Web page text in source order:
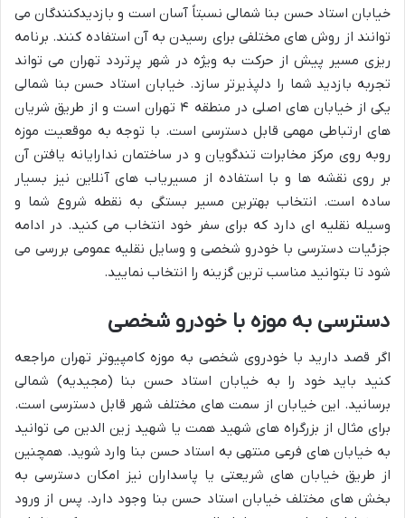
خیابان استاد حسن بنا شمالی نسبتاً آسان است و بازدیدکنندگان می
توانند از روش های مختلفی برای رسیدن به آن استفاده کنند. برنامه
ریزی مسیر پیش از حرکت به ویژه در شهر پرتردد تهران می تواند
تجربه بازدید شما را دلپذیرتر سازد. خیابان استاد حسن بنا شمالی
یکی از خیابان های اصلی در منطقه ۴ تهران است و از طریق شریان
های ارتباطی مهمی قابل دسترسی است. با توجه به موقعیت موزه
روبه روی مرکز مخابرات تندگویان و در ساختمان ندارایانه یافتن آن
بر روی نقشه ها و با استفاده از مسیریاب های آنلاین نیز بسیار
ساده است. انتخاب بهترین مسیر بستگی به نقطه شروع شما و
وسیله نقلیه ای دارد که برای سفر خود انتخاب می کنید. در ادامه
جزئیات دسترسی با خودرو شخصی و وسایل نقلیه عمومی بررسی می
شود تا بتوانید مناسب ترین گزینه را انتخاب نمایید.
دسترسی به موزه با خودرو شخصی
اگر قصد دارید با خودروی شخصی به موزه کامپیوتر تهران مراجعه
کنید باید خود را به خیابان استاد حسن بنا (مجیدیه) شمالی
برسانید. این خیابان از سمت های مختلف شهر قابل دسترسی است.
برای مثال از بزرگراه های شهید همت یا شهید زین الدین می توانید
به خیابان های فرعی منتهی به استاد حسن بنا وارد شوید. همچنین
از طریق خیابان های شریعتی یا پاسداران نیز امکان دسترسی به
بخش های مختلف خیابان استاد حسن بنا وجود دارد. پس از ورود